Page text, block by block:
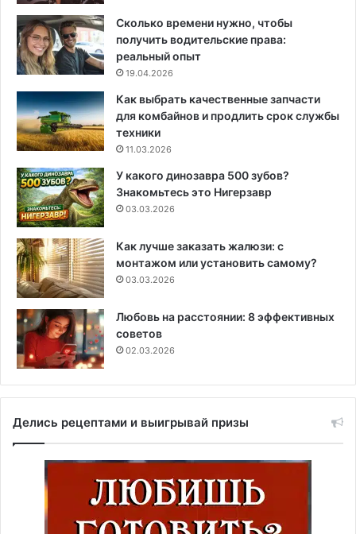
Сколько времени нужно, чтобы
получить водительские права:
реальный опыт
19.04.2026
Как выбрать качественные запчасти
для комбайнов и продлить срок службы
техники
11.03.2026
У какого динозавра 500 зубов?
Знакомьтесь это Нигерзавр
03.03.2026
Как лучше заказать жалюзи: с
монтажом или установить самому?
03.03.2026
Любовь на расстоянии: 8 эффективных
советов
02.03.2026
Делись рецептами и выигрывай призы